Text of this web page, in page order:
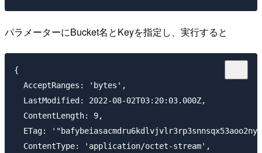
パラメーターにBucket名とKeyを指定し、実行すると
{
  AcceptRanges: 'bytes',
  LastModified: 2022-08-02T03:20:03.000Z,
  ContentLength: 9,
ETag:
  ContentType: 'application/octet-stream',